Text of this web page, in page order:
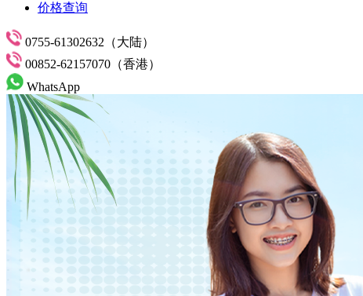
价格查询
0755-61302632（大陆）
00852-62157070（香港）
WhatsApp